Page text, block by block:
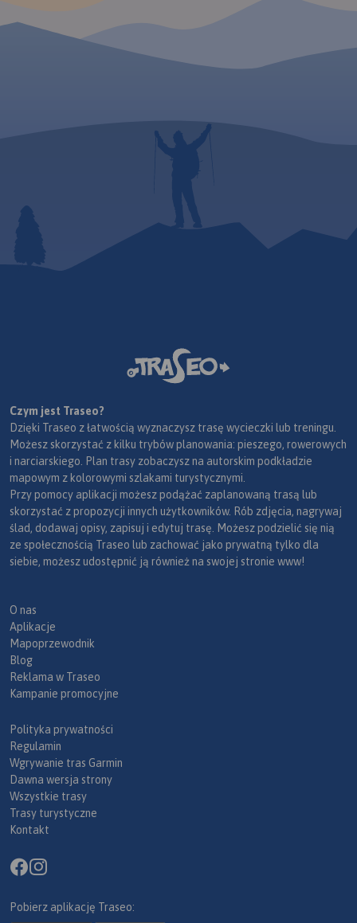
Czym jest Traseo?
Dzięki Traseo z łatwością wyznaczysz trasę wycieczki lub treningu.
Możesz skorzystać z kilku trybów planowania: pieszego, rowerowych
i narciarskiego. Plan trasy zobaczysz na autorskim podkładzie
mapowym z kolorowymi szlakami turystycznymi.
Przy pomocy aplikacji możesz podążać zaplanowaną trasą lub
skorzystać z propozycji innych użytkowników. Rób zdjęcia, nagrywaj
ślad, dodawaj opisy, zapisuj i edytuj trasę. Możesz podzielić się nią
ze społecznością Traseo lub zachować jako prywatną tylko dla
siebie, możesz udostępnić ją również na swojej stronie www!
O nas
Aplikacje
Mapoprzewodnik
Blog
Reklama w Traseo
Kampanie promocyjne
Polityka prywatności
Regulamin
Wgrywanie tras Garmin
Dawna wersja strony
Wszystkie trasy
Trasy turystyczne
Kontakt
Pobierz aplikację Traseo: